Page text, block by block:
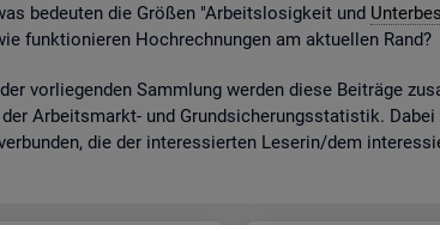
be­deu­ten die Grö­ßen "Ar­beits­lo­sig­keit und
funk­tio­nie­ren Hoch­rech­nun­gen am ak­tu­el­len Rand?
vor­lie­gen­den Samm­lung wer­den diese Bei­trä­ge
der Ar­beits­markt- und Grund­si­che­rungs­sta­tis­tik.
die der in­ter­es­sier­ten Le­se­rin/dem